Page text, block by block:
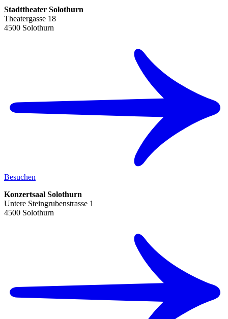
Stadttheater Solothurn
Theatergasse 18
4500 Solothurn
Besuchen
Konzertsaal Solothurn
Untere Steingrubenstrasse 1
4500 Solothurn